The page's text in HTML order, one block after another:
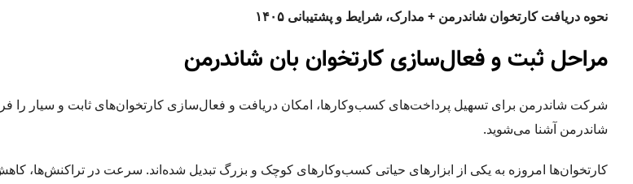
نحوه دریافت کارتخوان شاندرمن + مدارک، شرایط و پشتیبانی ۱۴۰۵
مراحل ثبت و فعال‌سازی کارتخوان بان شاندرمن
شرکت شاندرمن برای تسهیل پرداخت‌های کسب‌وکارها، امکان دریافت و فعال‌سازی کارتخوان‌های ثابت و سیار را
شاندرمن آشنا می‌شوید.
کارتخوان‌ها امروزه به یکی از ابزارهای حیاتی کسب‌وکارهای کوچک و بزرگ تبدیل شده‌اند. سرعت در تراکنش‌ها،